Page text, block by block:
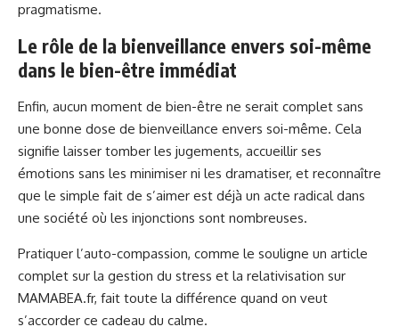
pragmatisme.
Le rôle de la bienveillance envers soi-même
dans le bien-être immédiat
Enfin, aucun moment de bien-être ne serait complet sans
une bonne dose de bienveillance envers soi-même. Cela
signifie laisser tomber les jugements, accueillir ses
émotions sans les minimiser ni les dramatiser, et reconnaître
que le simple fait de s’aimer est déjà un acte radical dans
une société où les injonctions sont nombreuses.
Pratiquer l’auto-compassion, comme le souligne un article
complet sur la gestion du stress et la relativisation sur
MAMABEA.fr, fait toute la différence quand on veut
s’accorder ce cadeau du calme.